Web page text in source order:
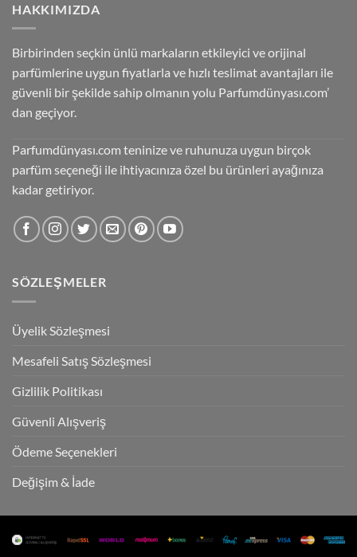
HAKKIMIZDA
Birbirinden seçkin ünlü markaların etkileyici ve orijinal
parfümlerine uygun fiyatlarla ve hızlı teslimat avantajları ile
güvenli bir şekilde sahip olmanın yolu Parfumdünyası.com’
dan geçiyor.
Parfumdünyası.com teninize ve ruhunuza uygun birçok
parfüm seçeneği ile ihtiyacınıza özel bu ürünleri ayağınıza
kadar getiriyor.
SÖZLEŞMELER
Üyelik Sözleşmesi
Mesafeli Satış Sözleşmesi
Gizlilik Politikası
Güvenli Alışveriş
Ödeme Seçenekleri
Değişim & İade